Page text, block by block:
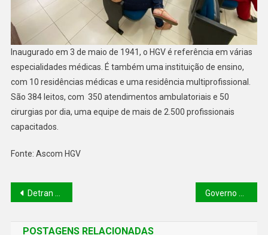
Inaugurado em 3 de maio de 1941, o HGV é referência em várias
especialidades médicas. É também uma instituição de ensino,
com 10 residências médicas e uma residência multiprofissional.
São 384 leitos, com 350 atendimentos ambulatoriais e 50
cirurgias por dia, uma equipe de mais de 2.500 profissionais
capacitados.
Fonte: Ascom HGV
Detran reúne entidades para reduzir acidentes de trânsito pela metade até 2030
POSTAGENS RELACIONADAS